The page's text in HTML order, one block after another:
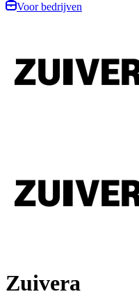
Voor bedrijven
Zuivera